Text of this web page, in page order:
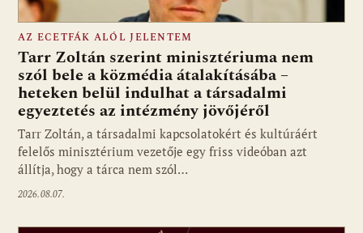
Fotó: media1.hu
AZ ECETFÁK ALÓL JELENTEM
Tarr Zoltán szerint minisztériuma nem
szól bele a közmédia átalakításába –
heteken belül indulhat a társadalmi
egyeztetés az intézmény jövőjéről
Tarr Zoltán, a társadalmi kapcsolatokért és kultúráért
felelős minisztérium vezetője egy friss videóban azt
állítja, hogy a tárca nem szól…
2026.08.07.